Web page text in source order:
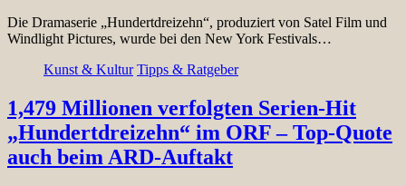
Die Dramaserie „Hundertdreizehn“, produziert von Satel Film und
Windlight Pictures, wurde bei den New York Festivals…
Kunst & Kultur Tipps & Ratgeber
1,479 Millionen verfolgten Serien-Hit
„Hundertdreizehn“ im ORF – Top-Quote
auch beim ARD-Auftakt